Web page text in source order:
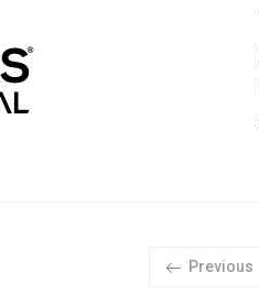
Previous